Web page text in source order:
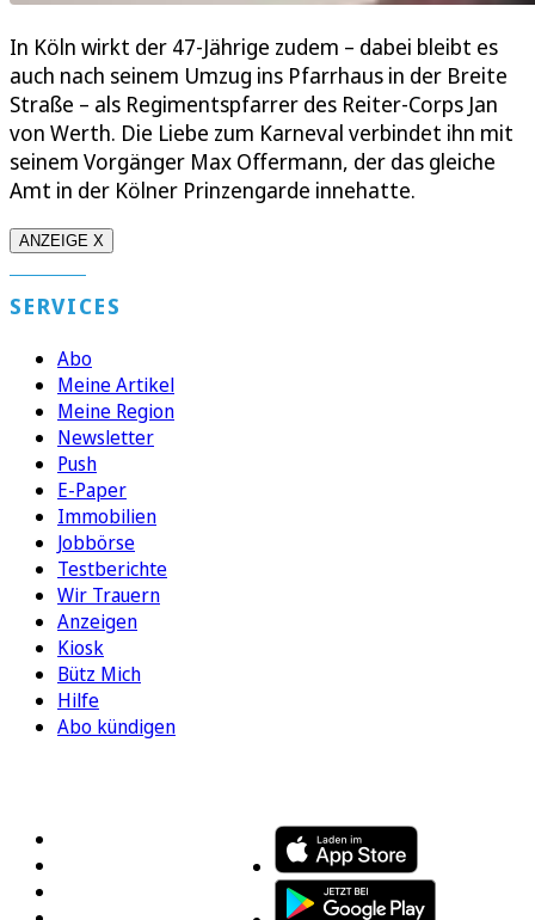
In Köln wirkt der 47-Jährige zudem – dabei bleibt es
auch nach seinem Umzug ins Pfarrhaus in der Breite
Straße – als Regimentspfarrer des Reiter-Corps Jan
von Werth. Die Liebe zum Karneval verbindet ihn mit
seinem Vorgänger Max Offermann, der das gleiche
Amt in der Kölner Prinzengarde innehatte.
ANZEIGE X
SERVICES
Abo
Meine Artikel
Meine Region
Newsletter
Push
E-Paper
Immobilien
Jobbörse
Testberichte
Wir Trauern
Anzeigen
Kiosk
Bütz Mich
Hilfe
Abo kündigen